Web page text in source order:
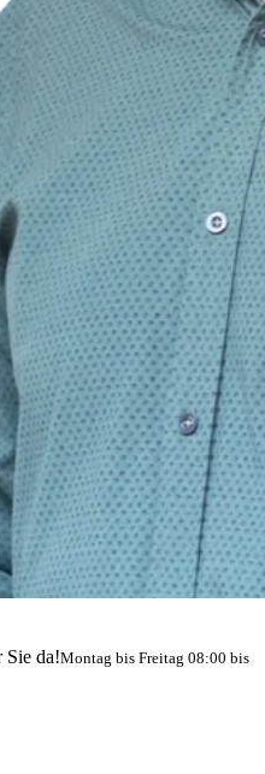
Sie da!Montag bis Freitag 08:00 bis